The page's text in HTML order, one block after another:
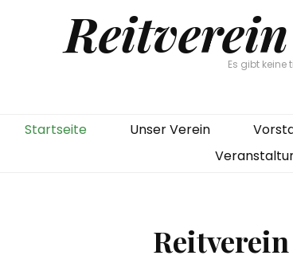
Es gibt keine
Startseite Unser Verein